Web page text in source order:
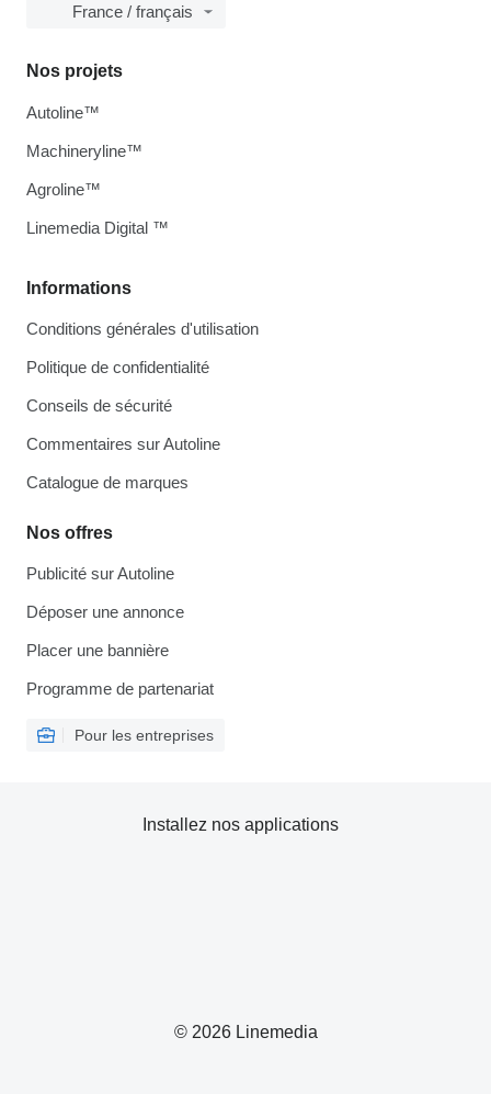
France / français
Informations
Conditions générales d'utilisation
Politique de confidentialité
Conseils de sécurité
Commentaires sur Autoline
Catalogue de marques
Nos offres
Publicité sur Autoline
Déposer une annonce
Placer une bannière
Programme de partenariat
Pour les entreprises
Nos projets
Autoline™
Machineryline™
Agroline™
Linemedia Digital ™
© 2026 Linemedia
Installez nos applications